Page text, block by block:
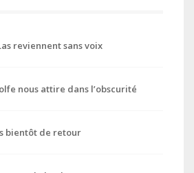
reviennent sans voix
nous attire dans l’obscurité
bientôt de retour